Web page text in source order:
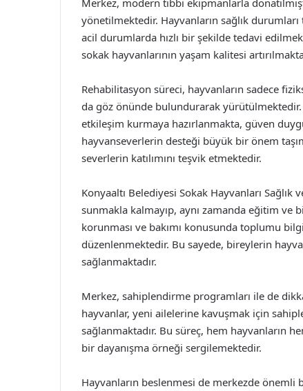
yönetilmektedir. Hayvanların sağlık
acil durumlarda hızlı bir şekilde tedavi
sokak hayvanlarının yaşam kalitesi
Rehabilitasyon süreci, hayvanların sadece
da göz önünde bulundurarak
etkileşim kurmaya hazırlanmakta, güven
hayvanseverlerin desteği büyük bir önem
severlerin katılımını teşvik etmektedir.
Konyaaltı Belediyesi Sokak Hayvanları
sunmakla kalmayıp, aynı zamanda eğitim
korunması ve bakımı konusunda toplumu
düzenlenmektedir. Bu sayede, bireylerin
sağlanmaktadır.
Merkez, sahiplendirme programları ile de
hayvanlar, yeni ailelerine kavuşmak için
sağlanmaktadır. Bu süreç, hem hayvanların
bir dayanışma örneği sergilemektedir.
Hayvanların beslenmesi de merkezde önemli